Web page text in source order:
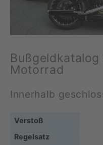
Motorrad
Innerhalb